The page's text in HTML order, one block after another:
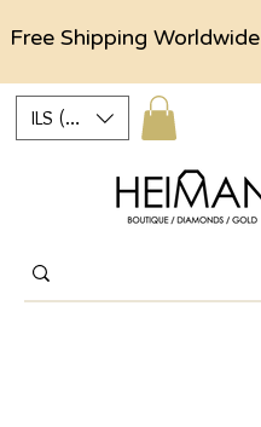
Free Shipping Worldwide
ILS (₪)